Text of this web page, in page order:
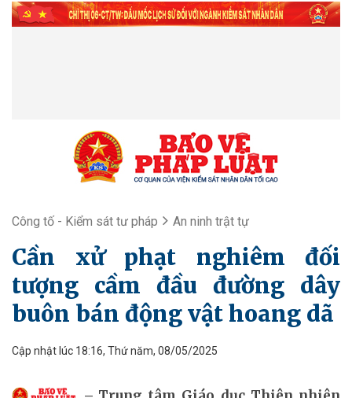
Công tố - Kiểm sát tư pháp An ninh trật tự
Cần xử phạt nghiêm đối
tượng cầm đầu đường dây
buôn bán động vật hoang dã
Cập nhật lúc 18:16, Thứ năm, 08/05/2025